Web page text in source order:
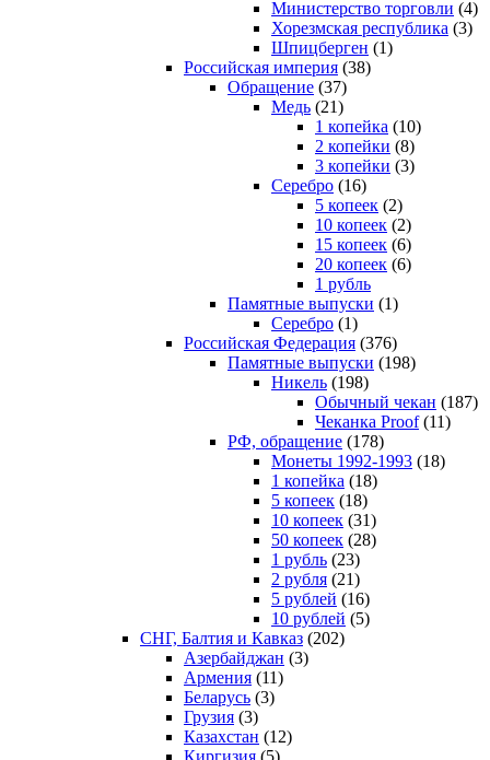
Министерство торговли (4)
Хорезмская республика (3)
Шпицберген (1)
Российская империя (38)
Обращение (37)
Медь (21)
1 копейка (10)
2 копейки (8)
3 копейки (3)
Серебро (16)
5 копеек (2)
10 копеек (2)
15 копеек (6)
20 копеек (6)
1 рубль
Памятные выпуски (1)
Серебро (1)
Российская Федерация (376)
Памятные выпуски (198)
Никель (198)
Обычный чекан (187)
Чеканка Proof(11)
РФ, обращение (178)
Монеты 1992-1993 (18)
1 копейка (18)
5 копеек (18)
10 копеек (31)
50 копеек (28)
1 рубль (23)
2 рубля (21)
5 рублей (16)
10 рублей (5)
СНГ, Балтия и Кавказ (202)
Азербайджан (3)
Армения (11)
Беларусь (3)
Грузия (3)
Казахстан (12)
Киргизия (5)